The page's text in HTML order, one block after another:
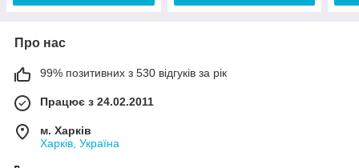
Про нас
99% позитивних з 530 відгуків за рік
Працює з 24.02.2011
м. Харків
Харків, Україна